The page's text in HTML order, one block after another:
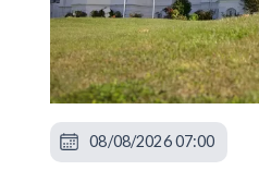
08/08/2026 07:00